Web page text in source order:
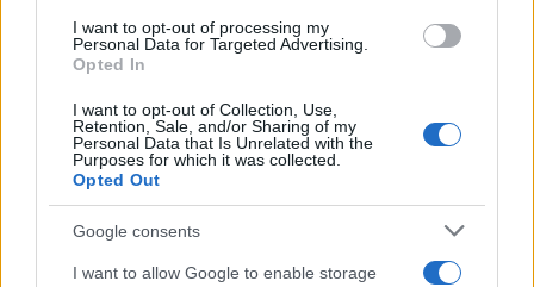
consent section.
I want to opt-out of processing my
Personal Data for Targeted Advertising.
Opted In
I want to opt-out of Collection, Use,
Retention, Sale, and/or Sharing of my
Personal Data that Is Unrelated with the
Purposes for which it was collected.
Opted Out
Google consents
I want to allow Google to enable storage